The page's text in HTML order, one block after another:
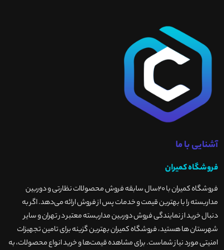
آشنایی با ما
فروشگاه کمیران
فروشگاه کمیران با ۲۰سال سابقه فروش محصولاات نظارتی و دوربین
مداربسته را با بهترین قیمت و خدمات پس از فروش ارائه می‌دهد. اگر به
دنبال خرید از نمایندگی فروش دوربین مداربسته معتبر در تهران و سایر
شهرستان ها هستید، فروشگاه کمیران بهترین گزینه برای تامین تجهیزات
امنیتی مورد نیاز شماست. برای مشاهده قیمت‌ها و خرید انواع محصولات، به